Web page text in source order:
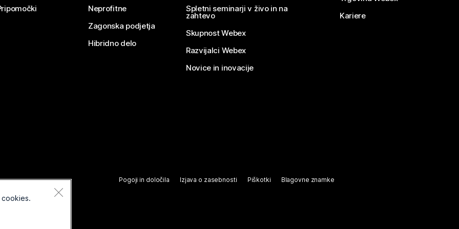
Neprofitne
Zagonska podjetja
Hibridno delo
Spletni seminarji v živo in na
zahtevo
Skupnost Webex
Razvijalci Webex
Novice in inovacije
Kariere
Pogoji in določila Izjava o zasebnosti Piškotki Blagovne znamke